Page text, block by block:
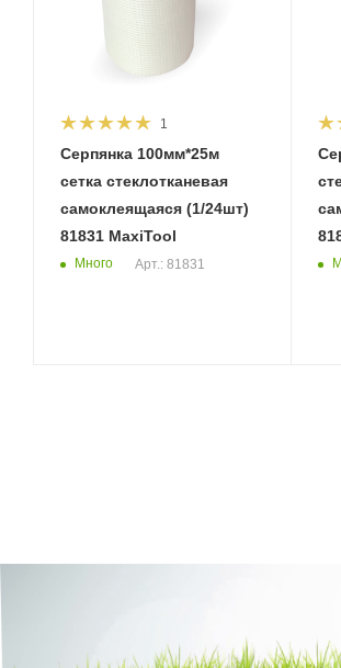
1
Серпянка 100мм*25м
сетка стеклотканевая
самоклеящаяся (1/24шт)
81831 MaxiTool
Много Арт.: 81831